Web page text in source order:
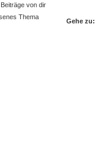
von dir
Thema
Gehe zu: